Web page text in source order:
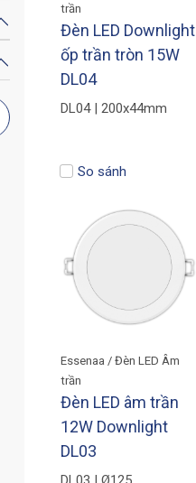
trần
Đèn LED Downlight
ốp trần tròn 15W
DL04
DL04 | 200x44mm
Essenaa / Đèn LED Âm
trần
Đèn LED âm trần
12W Downlight
DL03
So sánh